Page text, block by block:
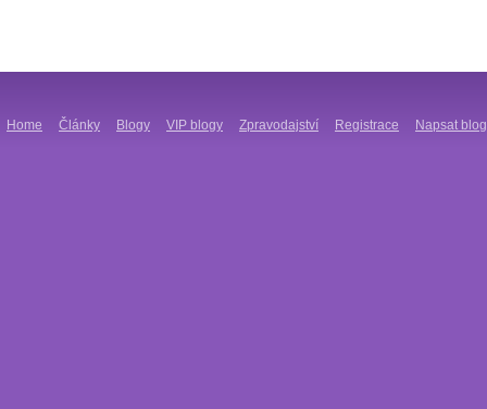
Home Články Blogy VIP blogy Zpravodajství Registrace Napsat blog